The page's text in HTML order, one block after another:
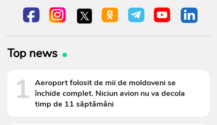
Top news
1 Aeroport folosit de mii de moldoveni se
închide complet. Niciun avion nu va decola
timp de 11 săptămâni